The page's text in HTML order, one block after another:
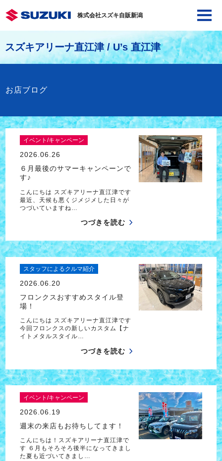
株式会社スズキ自販新潟
スズキアリーナ直江津 / U’s 直江津
お店ブログ
イベント/キャンペーン
2026.06.26
６月最後のサマーキャンペーンで
す♪
こんにちは スズキアリーナ直江津です
最近、天候も悪くジメジメした日々が
つづいていますね…
つづきを読む
スタッフによるクルマ紹介
2026.06.20
フロンクスおすすめスタイル登
場！
こんにちは スズキアリーナ直江津です
今回フロンクスの新しいカスタム【ナ
イトメタルスタイル…
つづきを読む
イベント/キャンペーン
2026.06.19
週末の来店もお待ちしてます！
こんにちは！スズキアリーナ直江津で
す ６月もそろそろ後半になってきまし
た夏も近づいてきまし…